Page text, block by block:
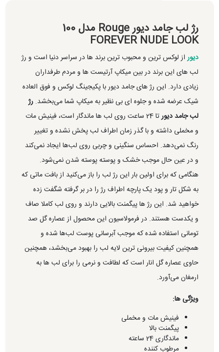
رژ لب جامد دیور Rouge مدل 100
FOREVER NUDE LOOK
دیوراز لوکس ترین و محبوب ترین برند ها در سراسر دنیا است و رژ
لب های این برند در بین میکاپ آرتیست ها و مردم طرفداران
زیادی دارد. این رژ های جامد دیور با پکیجینگ لوکس و فوق العاده
شیک عرضه شده و جلوه ای بی نظیر به میکاپ شما می‌بخشد.رژ
لب جامد دیور
تا 24 ساعت روی لب ها ماندگار است، فینیش مات
و مخملی داشته و با گذر زمان اطراف لب پخش نشده و تغییر
رنگ نمی‌دهد. احساس سنگینی و چربی روی لب‌ها ایجاد نمی‌کند
و در عین حال موجب خشک و پوسته پوسته شدن نمی‌شود.
هنگامی که برای اولین بار این رژ لب را باز می‌کنید از بافت ماتی که
به شکل تار و پود یک پارچه اطراف رژ را در بر گرفته شگفت زده
خواهید شد. این رژ ها پیگمنت بالایی دارند و روی لب کاملا صاف
و یکدست هستند. در فرمولاسیون این محصول از عصاره گل صد
تومانی استفاده شده که موجب آبرسانی پوست لب‌ها شده و
همچنین کیفیت بیرونی ترین لایه لب را بهبود می‌بخشد، همچنین
حاوی عصاره گل انار است که لطافت و نرمی را برای لب ها به
ارمغان می‌آورد.
ویژگی ها:
فینیش مات و مخملی
پیگمنت بالا
ماندگاری 24 ساعته
مرطوب کننده